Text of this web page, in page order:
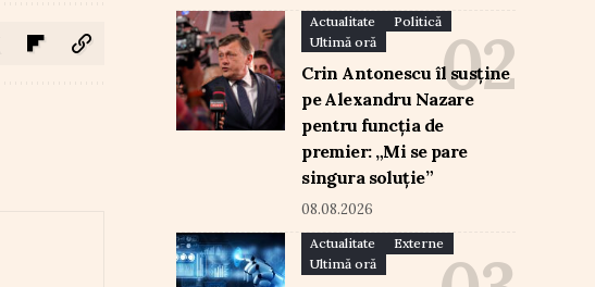
Actualitate
Politică
Ultimă oră
Crin Antonescu îl susține
pe Alexandru Nazare
pentru funcția de
premier: „Mi se pare
singura soluție”
08.08.2026
Actualitate
Externe
Ultimă oră